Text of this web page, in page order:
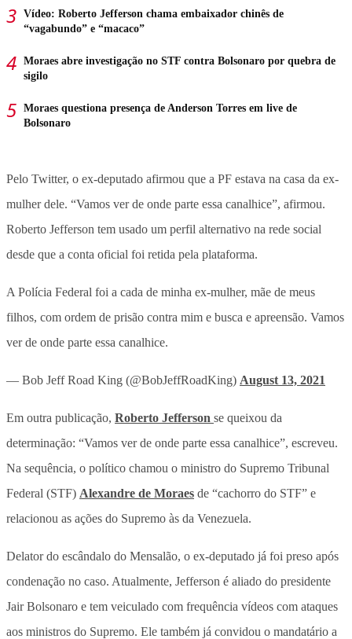
Vídeo: Roberto Jefferson chama embaixador chinês de
“vagabundo” e “macaco”
Moraes abre investigação no STF contra Bolsonaro por quebra de
sigilo
Moraes questiona presença de Anderson Torres em live de
Bolsonaro
Pelo Twitter, o ex-deputado afirmou que a PF estava na casa da ex-
mulher dele. “Vamos ver de onde parte essa canalhice”, afirmou.
Roberto Jefferson tem usado um perfil alternativo na rede social
desde que a conta oficial foi retida pela plataforma.
A Polícia Federal foi a cada de minha ex-mulher, mãe de meus
filhos, com ordem de prisão contra mim e busca e apreensão. Vamos
ver de onde parte essa canalhice.
— Bob Jeff Road King (@BobJeffRoadKing) August 13, 2021
Em outra publicação, Roberto Jefferson se queixou da
determinação: “Vamos ver de onde parte essa canalhice”, escreveu.
Na sequência, o político chamou o ministro do Supremo Tribunal
Federal (STF) Alexandre de Moraes de “cachorro do STF” e
relacionou as ações do Supremo às da Venezuela.
Delator do escândalo do Mensalão, o ex-deputado já foi preso após
condenação no caso. Atualmente, Jefferson é aliado do presidente
Jair Bolsonaro e tem veiculado com frequência vídeos com ataques
aos ministros do Supremo. Ele também já convidou o mandatário a